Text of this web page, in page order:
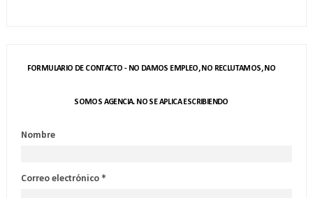
FORMULARIO DE CONTACTO - NO DAMOS EMPLEO, NO RECLUTAMOS, NO
SOMOS AGENCIA. NO SE APLICA ESCRIBIENDO
Nombre
Correo electrónico *